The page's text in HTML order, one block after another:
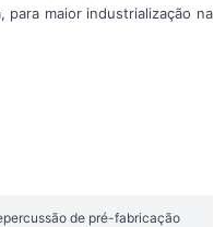
maior industrialização na
de pré-fabricação